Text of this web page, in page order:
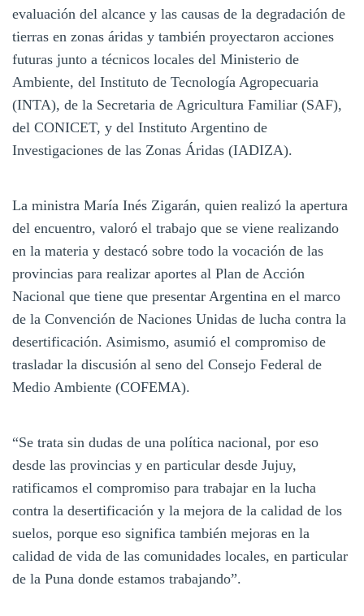
evaluación del alcance y las causas de la degradación de
tierras en zonas áridas y también proyectaron acciones
futuras junto a técnicos locales del Ministerio de
Ambiente, del Instituto de Tecnología Agropecuaria
(INTA), de la Secretaria de Agricultura Familiar (SAF),
del CONICET, y del Instituto Argentino de
Investigaciones de las Zonas Áridas (IADIZA).
La ministra María Inés Zigarán, quien realizó la apertura
del encuentro, valoró el trabajo que se viene realizando
en la materia y destacó sobre todo la vocación de las
provincias para realizar aportes al Plan de Acción
Nacional que tiene que presentar Argentina en el marco
de la Convención de Naciones Unidas de lucha contra la
desertificación. Asimismo, asumió el compromiso de
trasladar la discusión al seno del Consejo Federal de
Medio Ambiente (COFEMA).
“Se trata sin dudas de una política nacional, por eso
desde las provincias y en particular desde Jujuy,
ratificamos el compromiso para trabajar en la lucha
contra la desertificación y la mejora de la calidad de los
suelos, porque eso significa también mejoras en la
calidad de vida de las comunidades locales, en particular
de la Puna donde estamos trabajando”.